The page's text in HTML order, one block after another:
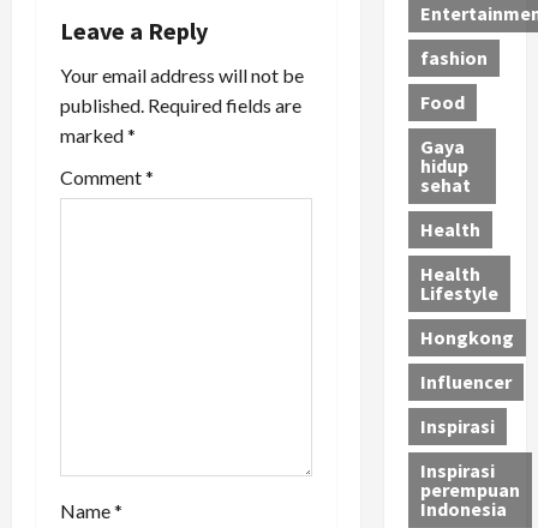
g
a
t
i
Leave a Reply
Your email address will not be
published. Required fields are
marked*
Comment*
Name*
fashion
Food
Gaya
hidup
sehat
Health
Health
Lifestyle
Hongkong
Influencer
Inspirasi
Inspirasi
perempuan
Indonesia